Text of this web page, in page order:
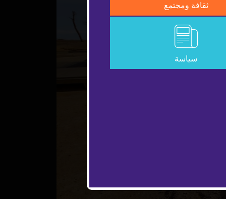
ثقافة ومجتمع
سياسة